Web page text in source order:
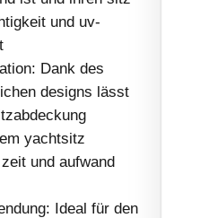
und uv-
Dank des
designs lässt
yachtsitz
und aufwand
Ideal für den